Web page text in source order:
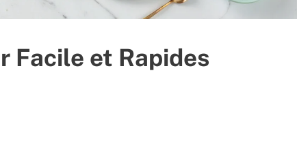
Facile et Rapides